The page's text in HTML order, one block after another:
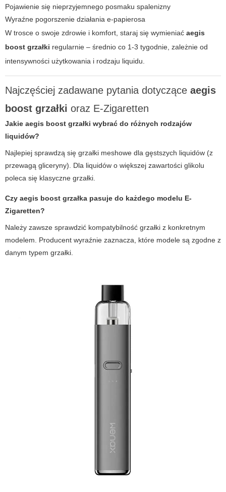
Pojawienie się nieprzyjemnego posmaku spalenizny
Wyraźne pogorszenie działania e-papierosa
W trosce o swoje zdrowie i komfort, staraj się wymieniać aegis
boost grzałki regularnie – średnio co 1-3 tygodnie, zależnie od
intensywności użytkowania i rodzaju liquidu.
Najczęściej zadawane pytania dotyczące aegis
boost grzałki oraz E-Zigaretten
Jakie aegis boost grzałki wybrać do różnych rodzajów
liquidów?
Najlepiej sprawdzą się grzałki meshowe dla gęstszych liquidów (z
przewagą gliceryny). Dla liquidów o większej zawartości glikolu
poleca się klasyczne grzałki.
Czy aegis boost grzałka pasuje do każdego modelu E-
Zigaretten?
Należy zawsze sprawdzić kompatybilność grzałki z konkretnym
modelem. Producent wyraźnie zaznacza, które modele są zgodne z
danym typem grzałki.